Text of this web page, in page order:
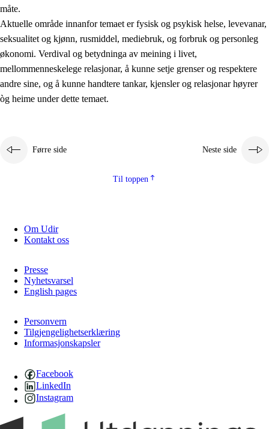
2.2 Kompetanse i faga
2.3 Grunnleggjande ferdigheiter
2.4 Å lære å lære
Tverrfaglege tema
2.5.1 Folkehelse og livsmeistring
måte.
Aktuelle område innanfor temaet er fysisk og psykisk helse, levevanar,
seksualitet og kjønn, rusmiddel, mediebruk, og forbruk og personleg
økonomi. Verdival og betydninga av meining i livet,
mellommenneskelege relasjonar, å kunne setje grenser og respektere
andre sine, og å kunne handtere tankar, kjensler og relasjonar høyrer
òg heime under dette temaet.
Førre side Neste side
Til toppen
Om Udir
Kontakt oss
Presse
Nyhetsvarsel
English pages
Personvern
Tilgjengelighetserklæring
Informasjonskapsler
Facebook
LinkedIn
Instagram